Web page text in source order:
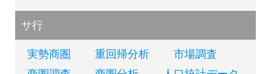
サ行
実勢商圏 重回帰分析
市場調査